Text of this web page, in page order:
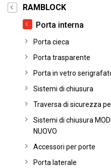
RAMBLOCK
Porta interna
Porta cieca
Porta trasparente
Porta in vetro
Sistemi di chiusura
Traversa di sicurezza
Sistemi di chiusura
NUOVO
Accessori per porte
Porta laterale